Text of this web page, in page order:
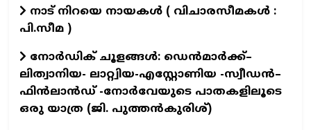
നാട് നിറയെ നായകൾ ( വിചാരസീമകൾ :
പി.സീമ )
നോർഡിക് ചൂളങ്ങൾ: ഡെൻമാർക്ക്–
ലിത്വാനിയ- ലാറ്റ്വിയ-എസ്റ്റോണിയ -സ്വീഡൻ–
ഫിൻലാൻഡ് -നോർവേയുടെ പാതകളിലൂടെ
ഒരു യാത്ര (ജി. പുത്തൻകുരിശ്)